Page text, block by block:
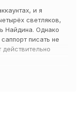
и я
светляков,
Найдина. Однако
писать не
ничего про